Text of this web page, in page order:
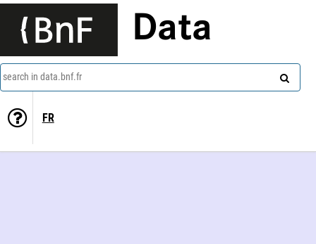
Data
search in data.bnf.fr
FR